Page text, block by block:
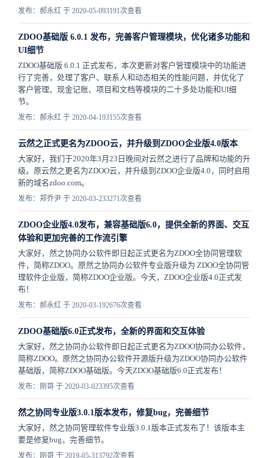
发布：郝永红 于 2020-05-093191次查看
ZDOO基础版 6.0.1 发布，完善客户管理模块，优化诸多功能和
UI细节
ZDOO基础版 6.0.1 正式发布，本次更新对客户管理模块中的功能进
行了完善，处理了客户、联系人和动态相关的性能问题，并优化了
客户管理、现金记账、项目和文档等模块的二十多处功能和UI细
节。
发布：郝永红 于 2020-04-193155次查看
云然之正式更名为ZDOO云，并升级到ZDOO企业版4.0版本
大家好，我们于2020年3月23日晚间对云然之进行了品牌和功能的升
级。原云然之更名为ZDOO云，并升级到ZDOO企业版4.0，同时启用
新的域名zdoo.com。
发布：郑乔尹 于 2020-03-233271次查看
ZDOO企业版4.0发布，兼容基础版6.0，提供全新的界面、交互
体验和更加完善的工作流引擎
大家好，然之协同办公软件即日起正式更名为ZDOO全协同管理软
件，简称ZDOO。原然之协同办公软件专业版升级为 ZDOO全协同管
理软件企业版，简称ZDOO企业版。今天，ZDOO企业版4.0正式发
布！
发布：郝永红 于 2020-03-192676次查看
ZDOO基础版6.0正式发布，全新的界面和交互体验
​大家好，然之协同办公软件即日起正式更名为ZDOO协同办公软件，
简称ZDOO。原然之协同办公软件开源版升级为ZDOO协同办公软件
基础版，简称ZDOO基础版。今天ZDOO基础版6.0正式发布！
发布：刚哥 于 2020-03-023395次查看
然之协同专业版3.0.1版本发布，修复bug，完善细节
大家好，然之协同管理软件专业版3.0.1版本正式发布了！该版本主
要是修复bug，完善细节。
发布：刚哥 于 2019-05-313792次查看